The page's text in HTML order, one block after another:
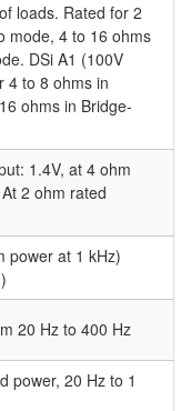
loads. Rated for 2
mode, 4 to 16 ohms
DSi A1 (100V
4 to 8 ohms in
ohms in Bridge-
1.4V, at 4 ohm
2 ohm rated
power at 1 kHz)
20 Hz to 400 Hz
power, 20 Hz to 1